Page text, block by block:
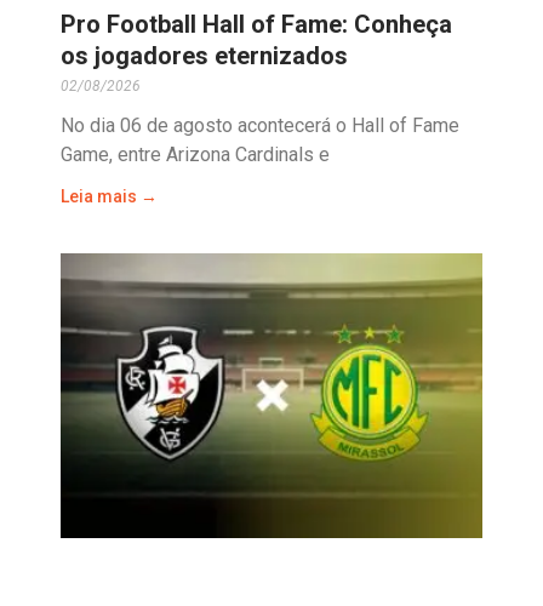
Pro Football Hall of Fame: Conheça
os jogadores eternizados
02/08/2026
No dia 06 de agosto acontecerá o Hall of Fame
Game, entre Arizona Cardinals e
Leia mais →